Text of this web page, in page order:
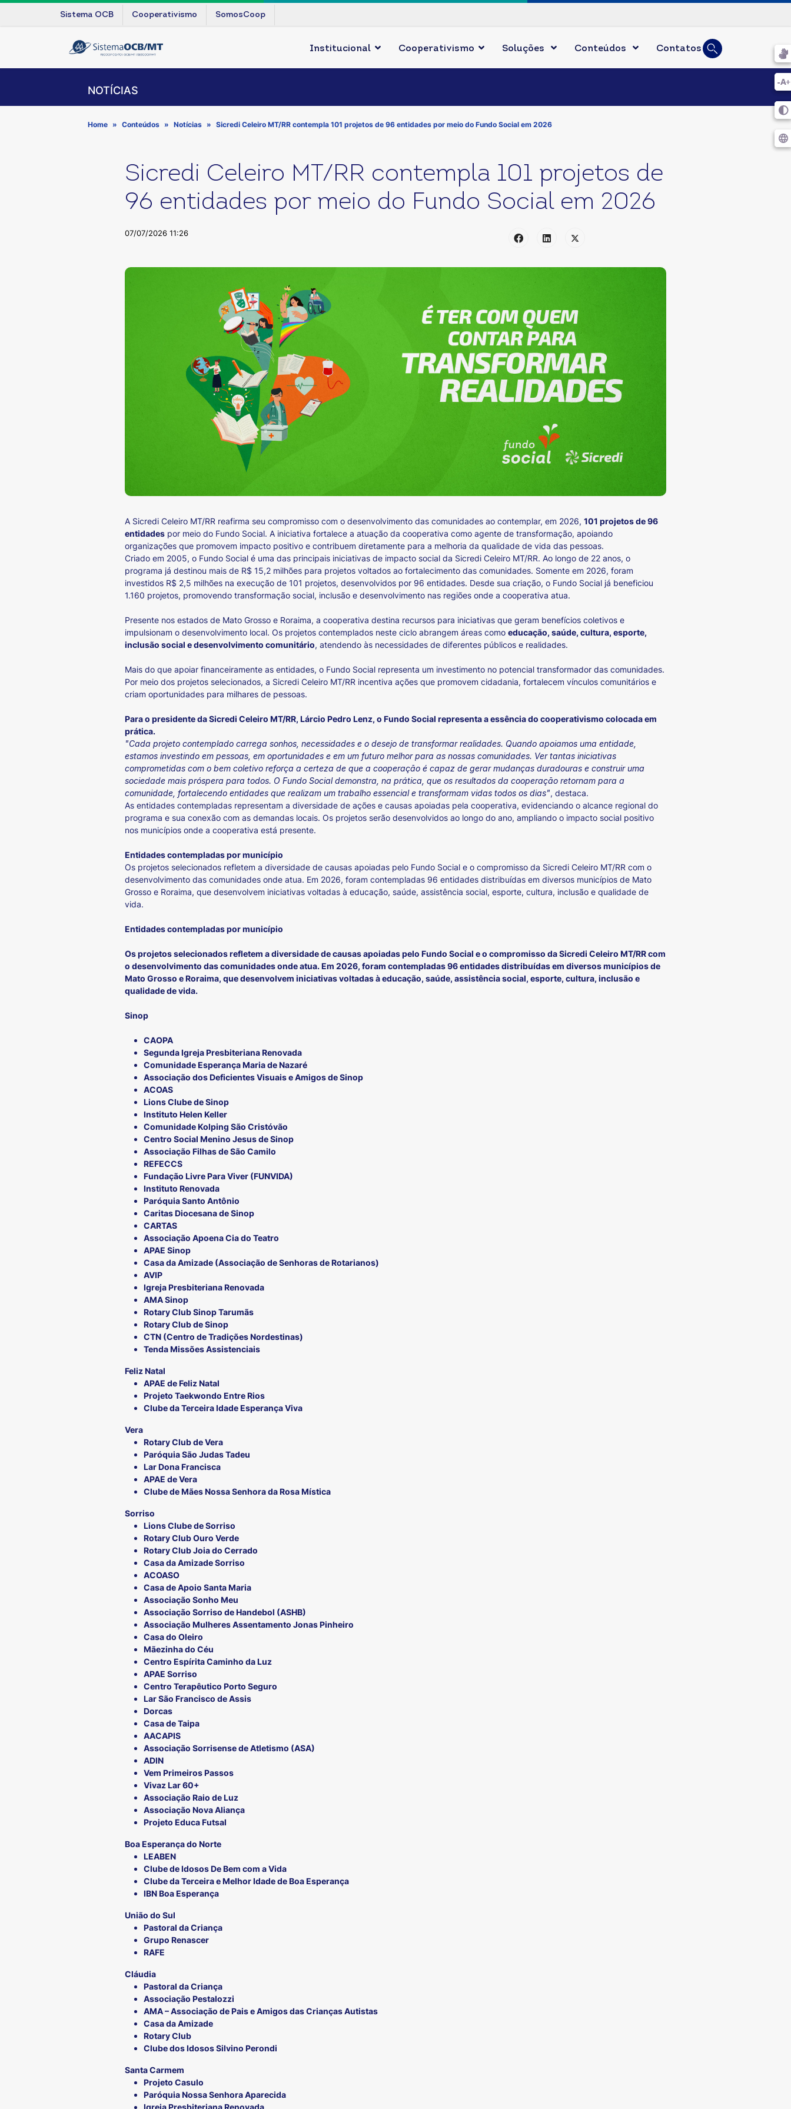
Sistema OCB Cooperativismo SomosCoop
Busca
Digite duas ou mais
Institucional Cooperativismo Soluções Conteúdos Contatos
NOTÍCIAS
Home Conteúdos Notícias Sicredi Celeiro MT/RR contempla 101 projetos de 96 entidades por meio do Fundo Social em 2026
Sicredi Celeiro MT/RR contempla 101 projetos de
96 entidades por meio do Fundo Social em 2026
07/07/2026 11:26
A Sicredi Celeiro MT/RR reafirma seu compromisso com o desenvolvimento das comunidades ao contemplar, em 2026, 101 projetos de 96
entidades por meio do Fundo Social. A iniciativa fortalece a atuação da cooperativa como agente de transformação, apoiando
organizações que promovem impacto positivo e contribuem diretamente para a melhoria da qualidade de vida das pessoas.
Criado em 2005, o Fundo Social é uma das principais iniciativas de impacto social da Sicredi Celeiro MT/RR. Ao longo de 22 anos, o
programa já destinou mais de R$ 15,2 milhões para projetos voltados ao fortalecimento das comunidades. Somente em 2026, foram
investidos R$ 2,5 milhões na execução de 101 projetos, desenvolvidos por 96 entidades. Desde sua criação, o Fundo Social já beneficiou
1.160 projetos, promovendo transformação social, inclusão e desenvolvimento nas regiões onde a cooperativa atua.
Presente nos estados de Mato Grosso e Roraima, a cooperativa destina recursos para iniciativas que geram benefícios coletivos e
impulsionam o desenvolvimento local. Os projetos contemplados neste ciclo abrangem áreas como educação, saúde, cultura, esporte,
inclusão social e desenvolvimento comunitário, atendendo às necessidades de diferentes públicos e realidades.
Mais do que apoiar financeiramente as entidades, o Fundo Social representa um investimento no potencial transformador das comunidades.
Por meio dos projetos selecionados, a Sicredi Celeiro MT/RR incentiva ações que promovem cidadania, fortalecem vínculos comunitários e
criam oportunidades para milhares de pessoas.
Para o presidente da Sicredi Celeiro MT/RR, Lárcio Pedro Lenz, o Fundo Social representa a essência do cooperativismo colocada em
prática.
"Cada projeto contemplado carrega sonhos, necessidades e o desejo de transformar realidades. Quando apoiamos uma entidade,
estamos investindo em pessoas, em oportunidades e em um futuro melhor para as nossas comunidades. Ver tantas iniciativas
comprometidas com o bem coletivo reforça a certeza de que a cooperação é capaz de gerar mudanças duradouras e construir uma
sociedade mais próspera para todos. O Fundo Social demonstra, na prática, que os resultados da cooperação retornam para a
comunidade, fortalecendo entidades que realizam um trabalho essencial e transformam vidas todos os dias", destaca.
As entidades contempladas representam a diversidade de ações e causas apoiadas pela cooperativa, evidenciando o alcance regional do
programa e sua conexão com as demandas locais. Os projetos serão desenvolvidos ao longo do ano, ampliando o impacto social positivo
nos municípios onde a cooperativa está presente.
Entidades contempladas por município
Os projetos selecionados refletem a diversidade de causas apoiadas pelo Fundo Social e o compromisso da Sicredi Celeiro MT/RR com o
desenvolvimento das comunidades onde atua. Em 2026, foram contempladas 96 entidades distribuídas em diversos municípios de Mato
Grosso e Roraima, que desenvolvem iniciativas voltadas à educação, saúde, assistência social, esporte, cultura, inclusão e qualidade de
vida.
Entidades contempladas por município
Os projetos selecionados refletem a diversidade de causas apoiadas pelo Fundo Social e o compromisso da Sicredi Celeiro MT/RR com
o desenvolvimento das comunidades onde atua. Em 2026, foram contempladas 96 entidades distribuídas em diversos municípios de
Mato Grosso e Roraima, que desenvolvem iniciativas voltadas à educação, saúde, assistência social, esporte, cultura, inclusão e
qualidade de vida.
Sinop
CAOPA
Segunda Igreja Presbiteriana Renovada
Comunidade Esperança Maria de Nazaré
Associação dos Deficientes Visuais e Amigos de Sinop
ACOAS
Lions Clube de Sinop
Instituto Helen Keller
Comunidade Kolping São Cristóvão
Centro Social Menino Jesus de Sinop
Associação Filhas de São Camilo
REFECCS
Fundação Livre Para Viver (FUNVIDA)
Instituto Renovada
Paróquia Santo Antônio
Caritas Diocesana de Sinop
CARTAS
Associação Apoena Cia do Teatro
APAE Sinop
Casa da Amizade (Associação de Senhoras de Rotarianos)
AVIP
Igreja Presbiteriana Renovada
AMA Sinop
Rotary Club Sinop Tarumãs
Rotary Club de Sinop
CTN (Centro de Tradições Nordestinas)
Tenda Missões Assistenciais
Feliz Natal
APAE de Feliz Natal
Projeto Taekwondo Entre Rios
Clube da Terceira Idade Esperança Viva
Vera
Rotary Club de Vera
Paróquia São Judas Tadeu
Lar Dona Francisca
APAE de Vera
Clube de Mães Nossa Senhora da Rosa Mística
Sorriso
Lions Clube de Sorriso
Rotary Club Ouro Verde
Rotary Club Joia do Cerrado
Casa da Amizade Sorriso
ACOASO
Casa de Apoio Santa Maria
Associação Sonho Meu
Associação Sorriso de Handebol (ASHB)
Associação Mulheres Assentamento Jonas Pinheiro
Casa do Oleiro
Mãezinha do Céu
Centro Espírita Caminho da Luz
APAE Sorriso
Centro Terapêutico Porto Seguro
Lar São Francisco de Assis
Dorcas
Casa de Taipa
AACAPIS
Associação Sorrisense de Atletismo (ASA)
ADIN
Vem Primeiros Passos
Vivaz Lar 60+
Associação Raio de Luz
Associação Nova Aliança
Projeto Educa Futsal
Boa Esperança do Norte
LEABEN
Clube de Idosos De Bem com a Vida
Clube da Terceira e Melhor Idade de Boa Esperança
IBN Boa Esperança
União do Sul
Pastoral da Criança
Grupo Renascer
RAFE
Cláudia
Pastoral da Criança
Associação Pestalozzi
AMA – Associação de Pais e Amigos das Crianças Autistas
Casa da Amizade
Rotary Club
Clube dos Idosos Silvino Perondi
Santa Carmem
Projeto Casulo
Paróquia Nossa Senhora Aparecida